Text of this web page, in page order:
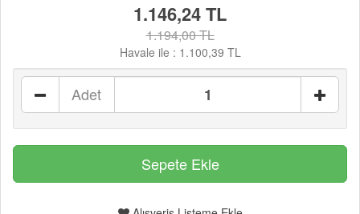
1.146,24 TL
1.194,00 TL
Havale ile : 1.100,39 TL
Adet